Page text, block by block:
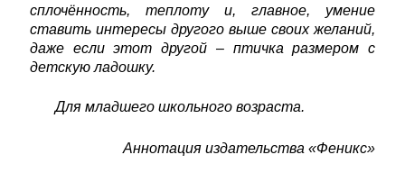
сплочённость, теплоту и, главное, умение
ставить интересы другого выше своих желаний,
даже если этот другой – птичка размером с
детскую ладошку.
Для младшего школьного возраста.
Аннотация издательства «Феникс»